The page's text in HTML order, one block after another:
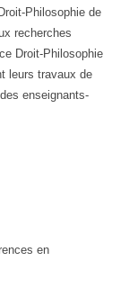
Philosophie de
recherches
Droit-Philosophie
leurs travaux de
enseignants-
en